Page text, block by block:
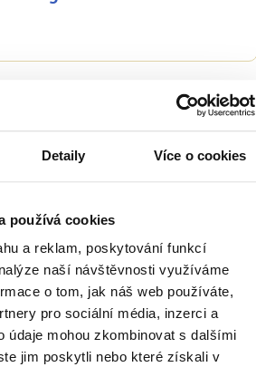
Detaily Více o cookies
používá cookies
a reklam, poskytování funkcí
naší návštěvnosti využíváme
o tom, jak náš web používáte,
pro sociální média, inzerci a
údaje mohou zkombinovat s dalšími
jim poskytli nebo které získali v
v minulosti
dnes sídlo místního